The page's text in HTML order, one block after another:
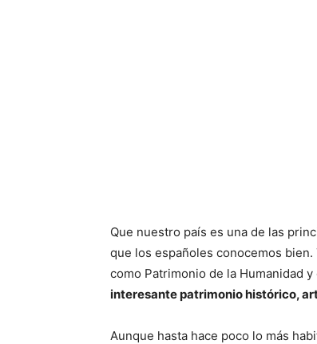
Que nuestro país es una de las
que los españoles conocemos
como Patrimonio de la Humanidad
interesante patrimonio histórico,
Aunque hasta hace poco lo más